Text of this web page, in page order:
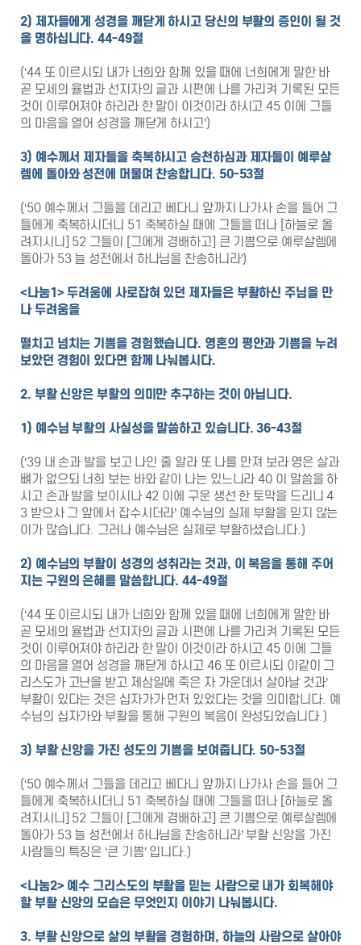
2) 제자들에게 성경을 깨닫게 하시고 당신의 부활의 증인이 될 것
을 명하십니다. 44-49절
(‘44 또 이르시되 내가 너희와 함께 있을 때에 너희에게 말한 바
곧 모세의 율법과 선지자의 글과 시편에 나를 가리켜 기록된 모든
것이 이루어져야 하리라 한 말이 이것이라 하시고 45 이에 그들
의 마음을 열어 성경을 깨닫게 하시고’)
3) 예수께서 제자들을 축복하시고 승천하심과 제자들이 예루살
렘에 돌아와 성전에 머물며 찬송합니다. 50-53절
(‘50 예수께서 그들을 데리고 베다니 앞까지 나가사 손을 들어 그
들에게 축복하시더니 51 축복하실 때에 그들을 떠나 [하늘로 올
려지시니] 52 그들이 [그에게 경배하고] 큰 기쁨으로 예루살렘에
돌아가 53 늘 성전에서 하나님을 찬송하니라’)
<나눔1> 두려움에 사로잡혀 있던 제자들은 부활하신 주님을 만
나 두려움을
떨치고 넘치는 기쁨을 경험했습니다. 영혼의 평안과 기쁨을 누려
보았던 경험이 있다면 함께 나눠봅시다.
2. 부활 신앙은 부활의 의미만 추구하는 것이 아닙니다.
1) 예수님 부활의 사실성을 말씀하고 있습니다. 36-43절
(‘39 내 손과 발을 보고 나인 줄 알라 또 나를 만져 보라 영은 살과
뼈가 없으되 너희 보는 바와 같이 나는 있느니라 40 이 말씀을 하
시고 손과 발을 보이시나 42 이에 구운 생선 한 토막을 드리니 4
3 받으사 그 앞에서 잡수시더라’ 예수님의 실제 부활을 믿지 않는
이가 많습니다. 그러나 예수님은 실제로 부활하셨습니다.)
2) 예수님의 부활이 성경의 성취라는 것과, 이 복음을 통해 주어
지는 구원의 은혜를 말씀합니다. 44-49절
(‘44 또 이르시되 내가 너희와 함께 있을 때에 너희에게 말한 바
곧 모세의 율법과 선지자의 글과 시편에 나를 가리켜 기록된 모든
것이 이루어져야 하리라 한 말이 이것이라 하시고 45 이에 그들
의 마음을 열어 성경을 깨닫게 하시고 46 또 이르시되 이같이 그
리스도가 고난을 받고 제삼일에 죽은 자 가운데서 살아날 것과’
부활이 있다는 것은 십자가가 먼저 있었다는 것을 의미합니다. 예
수님의 십자가와 부활을 통해 구원의 복음이 완성되었습니다.)
3) 부활 신앙을 가진 성도의 기쁨을 보여줍니다. 50-53절
(‘50 예수께서 그들을 데리고 베다니 앞까지 나가사 손을 들어 그
들에게 축복하시더니 51 축복하실 때에 그들을 떠나 [하늘로 올
려지시니] 52 그들이 [그에게 경배하고] 큰 기쁨으로 예루살렘에
돌아가 53 늘 성전에서 하나님을 찬송하니라’ 부활 신앙을 가진
사람들의 특징은 ‘큰 기쁨’ 입니다.)
<나눔2> 예수 그리스도의 부활을 믿는 사람으로 내가 회복해야
할 부활 신앙의 모습은 무엇인지 이야기 나눠봅시다.
3. 부활 신앙으로 삶의 부활을 경험하며, 하늘의 사람으로 살아야